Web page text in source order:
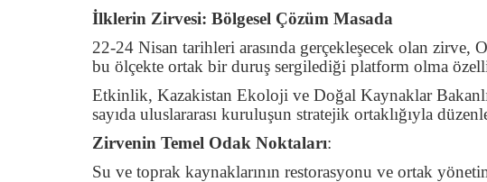
İlklerin Zirvesi: Bölgesel Çözüm Masada
22-24 Nisan tarihleri arasında gerçekleşecek olan
bu ölçekte ortak bir duruş sergilediği platform olma
Etkinlik, Kazakistan Ekoloji ve Doğal Kaynaklar
sayıda uluslararası kuruluşun stratejik ortaklığıyla
Zirvenin Temel Odak Noktaları:
Su ve toprak kaynaklarının restorasyonu ve ortak